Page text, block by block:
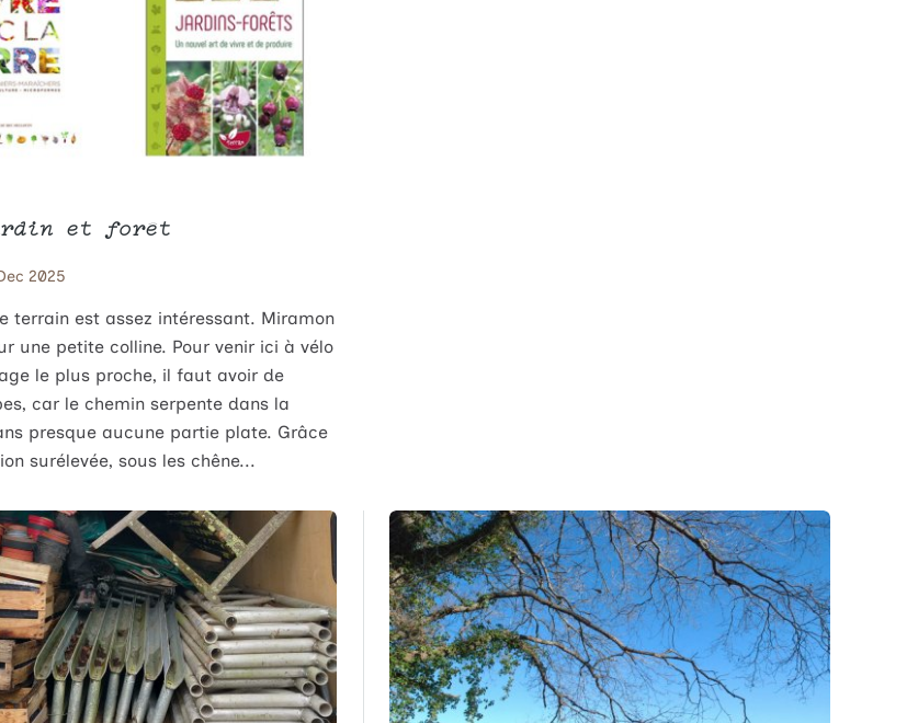
et forêt
2025
terrain est assez intéressant. Miramon
une petite colline. Pour venir ici à vélo
le plus proche, il faut avoir de
car le chemin serpente dans la
presque aucune partie plate. Grâce
surélevée, sous les chêne...